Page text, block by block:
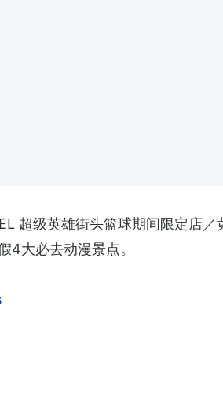
超级英雄街头篮球期间限定店
4大必去动漫景点。